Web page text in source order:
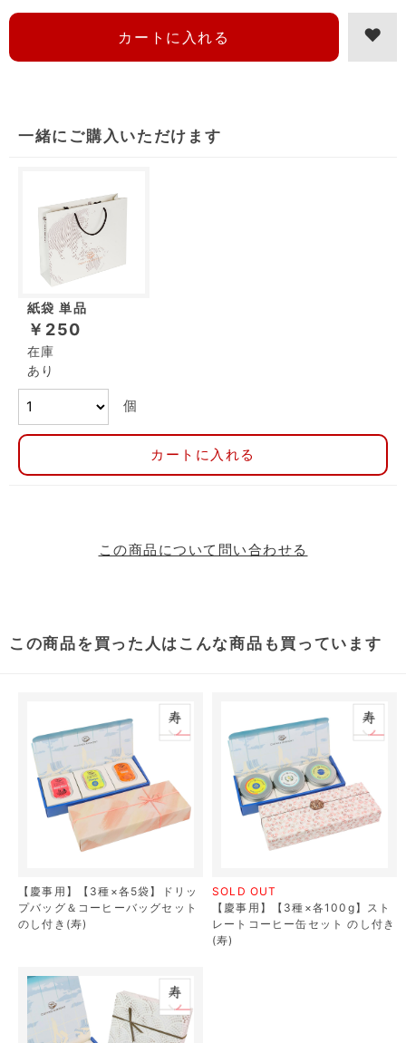
一緒にご購入いただけます
紙袋 単品
￥250
在庫
あり
個
カートに入れる
この商品について問い合わせる
この商品を買った人はこんな商品も買っています
【慶事用】【3種×各5袋】ドリッ
プバッグ＆コーヒーバッグセット
のし付き(寿)
SOLD OUT
【慶事用】【3種×各100g】スト
レートコーヒー缶セット のし付き
(寿)